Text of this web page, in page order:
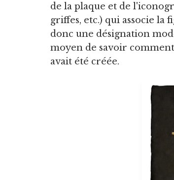
de la plaque et de
griffes, etc.) qui associe
donc une désignation
moyen de savoir
avait été créée.